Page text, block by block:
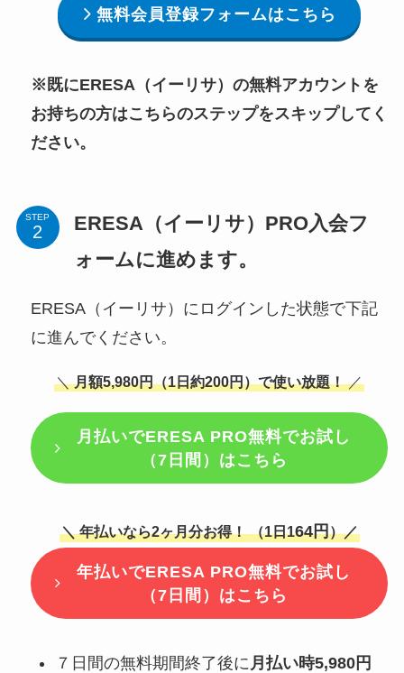
無料会員登録フォームはこちら
※既にERESA（イーリサ）の無料アカウントを
お持ちの方はこちらのステップをスキップしてく
ださい。
STEP
ERESA（イーリサ）PRO入会フ
ォームに進めます。
ERESA（イーリサ）にログインした状態で下記
に進んでください。
＼月額5,980円（1日約200円）で使い放題！／
月払いでERESA PRO無料でお試し
（7日間）はこちら
＼ 年払いなら2ヶ月分お得！ （1日164円）／
年払いでERESA PRO無料でお試し
（7日間）はこちら
７日間の無料期間終了後に 月払い時5,980円